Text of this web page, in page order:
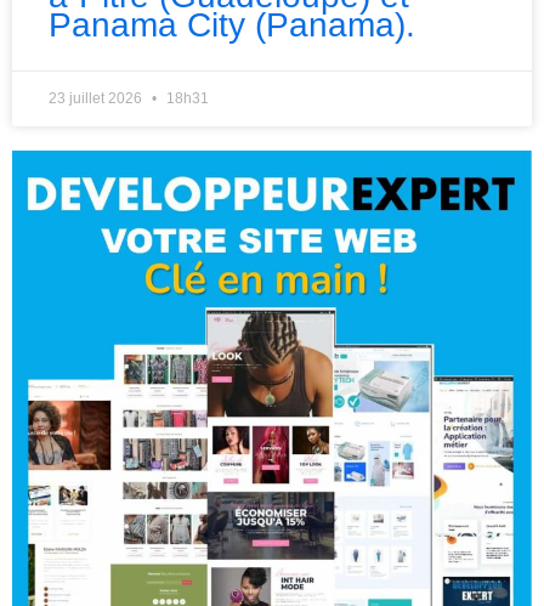
Panama City (Panama).
23 juillet 2026 18h31